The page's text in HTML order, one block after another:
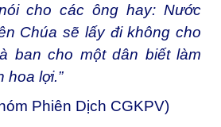
cho các ông hay: Nước
Chúa sẽ lấy đi không cho
ban cho một dân biết làm
hoa lợi.”
Phiên Dịch CGKPV)